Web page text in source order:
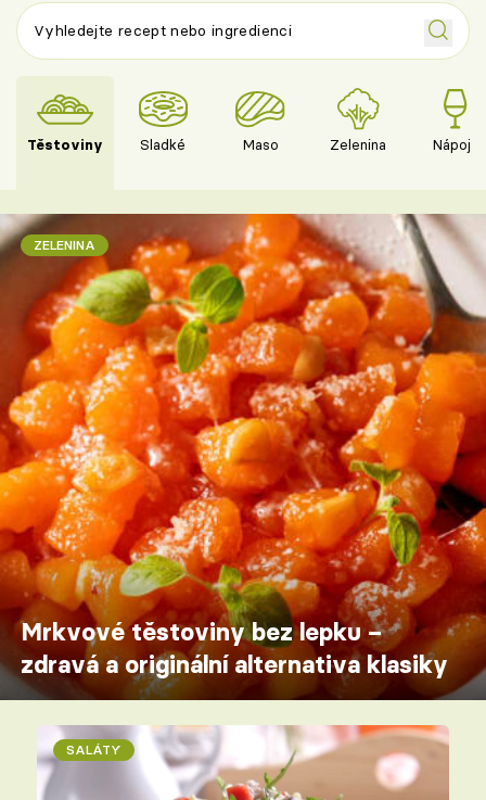
Těstoviny Sladké Maso Zelenina Nápoje
ZELENINA
Mrkvové těstoviny bez lepku –
zdravá a originální alternativa klasiky
SALÁTY